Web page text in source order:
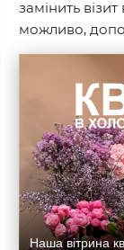
замінить
можливо,
Наша вітрина